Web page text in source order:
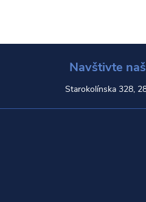
Navštivte
Starokolínska 328,